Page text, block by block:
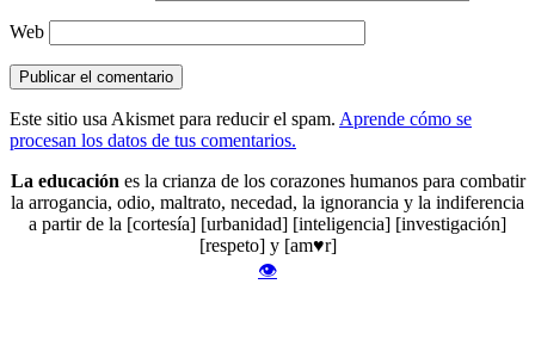
Web
Este sitio usa Akismet para reducir el spam. Aprende cómo se
procesan los datos de tus comentarios.
La educaciónes la crianza de los corazones humanos para combatir
la arrogancia, odio, maltrato, necedad, la ignorancia y la indiferencia
a partir de la [cortesía] [urbanidad] [inteligencia] [investigación]
[respeto] y [am♥r]
👁